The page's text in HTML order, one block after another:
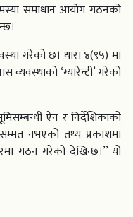
समाधान आयोग गठनको
गरेको छ। धारा ४(९५) मा
‘ग्यारेन्टी’ गरेको
ऐन र निर्देशिकाको
नभएको तथ्य प्रकाशमा
गठन गरेको देखिन्छ।’’ यो